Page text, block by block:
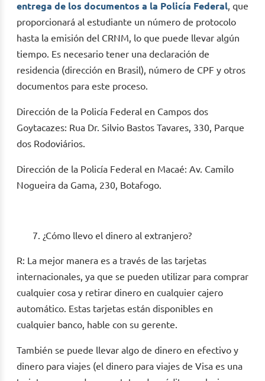
entrega de los documentos a la Policía Federal, que
proporcionará al estudiante un número de protocolo
hasta la emisión del CRNM, lo que puede llevar algún
tiempo. Es necesario tener una declaración de
residencia (dirección en Brasil), número de CPF y otros
documentos para este proceso.
Dirección de la Policía Federal en Campos dos
Goytacazes: Rua Dr. Silvio Bastos Tavares, 330, Parque
dos Rodoviários.
Dirección de la Policía Federal en Macaé: Av. Camilo
Nogueira da Gama, 230, Botafogo.
¿Cómo llevo el dinero al extranjero?
R: La mejor manera es a través de las tarjetas
internacionales, ya que se pueden utilizar para comprar
cualquier cosa y retirar dinero en cualquier cajero
automático. Estas tarjetas están disponibles en
cualquier banco, hable con su gerente.
También se puede llevar algo de dinero en efectivo y
dinero para viajes (el dinero para viajes de Visa es una